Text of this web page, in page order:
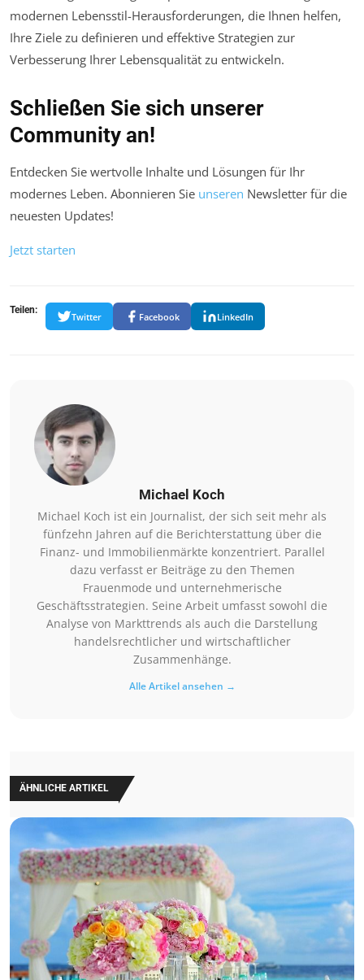
modernen Lebensstil-Herausforderungen, die Ihnen helfen,
Ihre Ziele zu definieren und effektive Strategien zur
Verbesserung Ihrer Lebensqualität zu entwickeln.
Schließen Sie sich unserer
Community an!
Entdecken Sie wertvolle Inhalte und Lösungen für Ihr
modernes Leben. Abonnieren Sie unseren Newsletter für die
neuesten Updates!
Jetzt starten
Teilen:
Twitter Facebook LinkedIn
Michael Koch
Michael Koch ist ein Journalist, der sich seit mehr als
fünfzehn Jahren auf die Berichterstattung über die
Finanz- und Immobilienmärkte konzentriert. Parallel
dazu verfasst er Beiträge zu den Themen
Frauenmode und unternehmerische
Geschäftsstrategien. Seine Arbeit umfasst sowohl die
Analyse von Markttrends als auch die Darstellung
handelsrechtlicher und wirtschaftlicher
Zusammenhänge.
Alle Artikel ansehen →
ÄHNLICHE ARTIKEL